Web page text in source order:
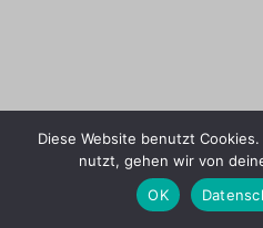
Diese Website benutzt
nutzt, gehen wir von
OK